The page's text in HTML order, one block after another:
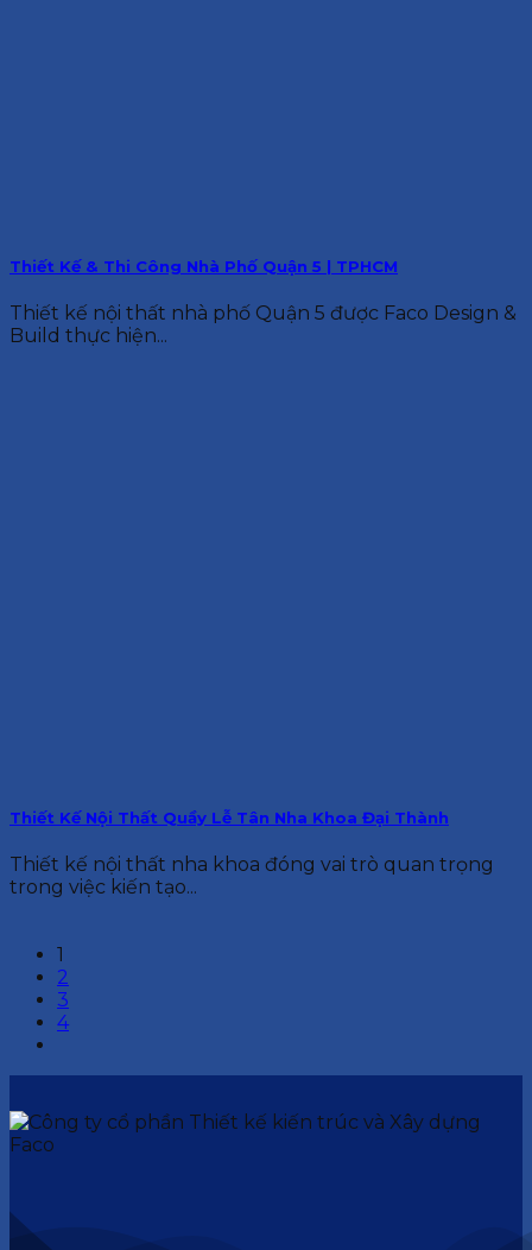
Thiết Kế & Thi Công Nhà Phố Quận 5 | TPHCM
Thiết kế nội thất nhà phố Quận 5 được Faco Design &
Build thực hiện...
Thiết Kế Nội Thất Quầy Lễ Tân Nha Khoa Đại Thành
Thiết kế nội thất nha khoa đóng vai trò quan trọng
trong việc kiến tạo...
1
2
3
4